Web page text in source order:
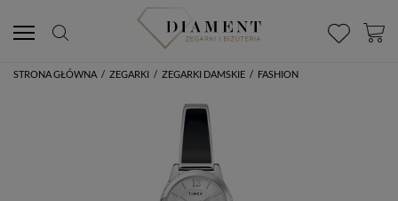
STRONA GŁÓWNA / ZEGARKI / ZEGARKI DAMSKIE / FASHION